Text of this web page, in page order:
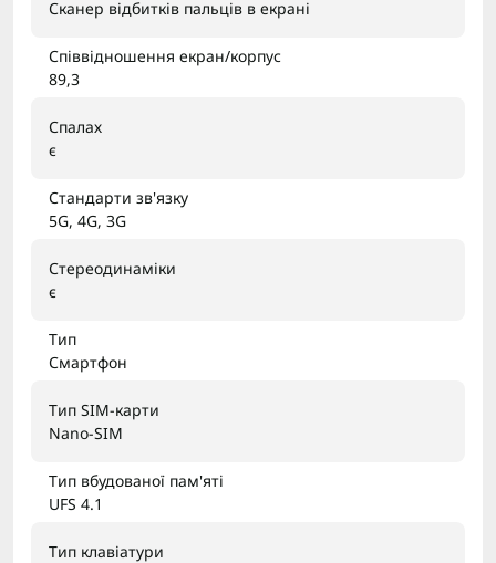
Сканер відбитків пальців в екрані
Співвідношення екран/корпус
89,3
Спалах
є
Стандарти зв'язку
5G, 4G, 3G
Стереодинаміки
є
Тип
Смартфон
Тип SIM-карти
Nano-SIM
Тип вбудованої пам'яті
UFS 4.1
Тип клавіатури